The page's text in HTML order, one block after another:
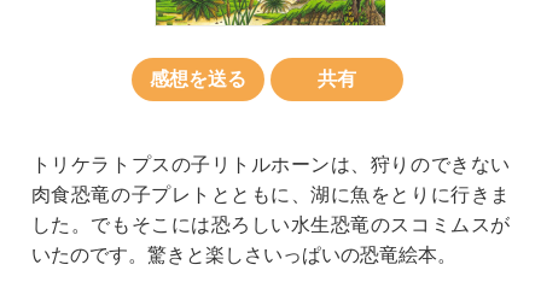
感想を送る 共有
トリケラトプスの子リトルホーンは、狩りのできない
肉食恐竜の子プレトとともに、湖に魚をとりに行きま
した。でもそこには恐ろしい水生恐竜のスコミムスが
いたのです。驚きと楽しさいっぱいの恐竜絵本。